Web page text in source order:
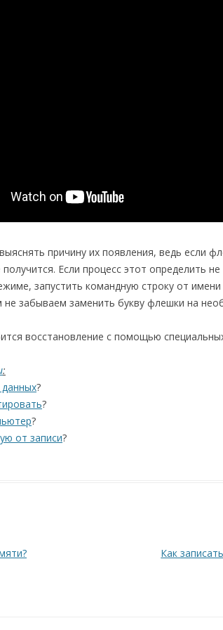
причину их появления, ведь если
Если процесс этот определить
запустить командную строку от
не забываем заменить букву флешки на
восстановление с помощью
:
?
?
?
от записи?
Как